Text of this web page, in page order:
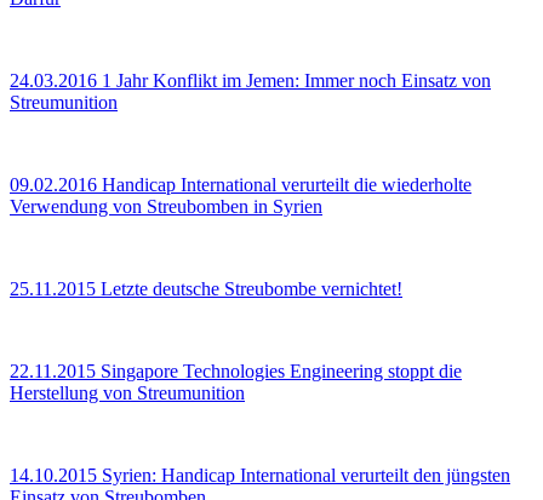
24.03.2016 1 Jahr Konflikt im Jemen: Immer noch Einsatz von
Streumunition
09.02.2016 Handicap International verurteilt die wiederholte
Verwendung von Streubomben in Syrien
25.11.2015 Letzte deutsche Streubombe vernichtet!
22.11.2015 Singapore Technologies Engineering stoppt die
Herstellung von Streumunition
14.10.2015 Syrien: Handicap International verurteilt den jüngsten